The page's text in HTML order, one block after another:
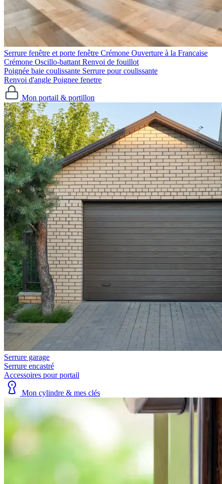
Serrure fenêtre et porte fenêtre
Crémone Ouverture à la Francaise
Crémone Oscillo-battant Renvoi de fouillot
Poignée baie coulissante Serrure pour coulissante
Renvoi d'angle Poignee fenetre
Mon portail & portillon
Serrure garage
Serrure encastré
Accessoires pour portail
Mon cylindre & mes clés